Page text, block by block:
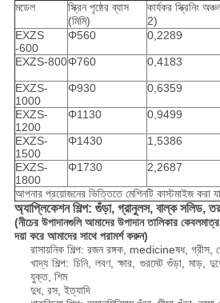
মডেল
স্ক্রিন পৃষ্ঠের ব্যাস
(মিমি)
কার্যকর স্ক্রিনিং
2)
EXZS
-600
Φ560 0,2289
EXZS-800Φ760 0,4183
EXZS-
1000
Φ930 0,6359
EXZS-
1200
Φ1130 0,9499
EXZS-
1500
Φ1430 1,5386
EXZS-
1800
Φ1730 2,2687
আপনার প্রয়োজনের ভিত্তিতে মেশিনটি কাস্টমাইজ করা
অ্যাপ্লিকেশন শিল্প: গুঁড়া, গ্রানুলস, বাল্ক সলিড,
(নীচের উপাদানগুলি আমাদের উপাদান তালিকার
দয়া করে আমাদের সাথে পরামর্শ করুন)
রাসায়নিক শিল্প: রজন রঙ্গক, medicineষধ, গ্রীস,
খাদ্য শিল্প: চিনি, লবণ, ক্ষার, গুরমেট গুঁড়া, মাড়,
যুক্ত, শিম
দুধ, রস, ইত্যাদি